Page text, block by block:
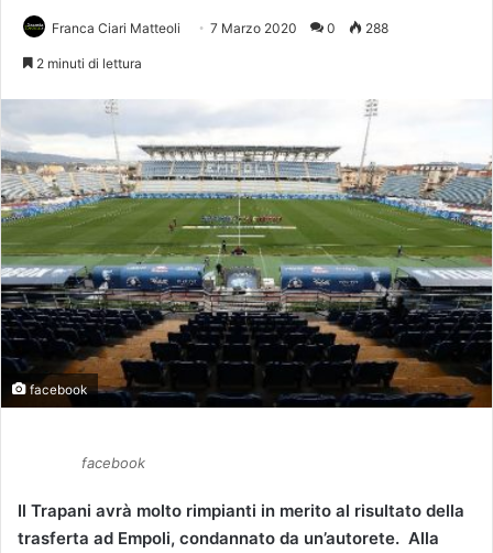
Franca Ciari Matteoli 7 Marzo 2020 0 288
2 minuti di lettura
facebook
facebook
Il Trapani avrà molto rimpianti in merito al risultato della
trasferta ad Empoli, condannato da un’autorete. Alla